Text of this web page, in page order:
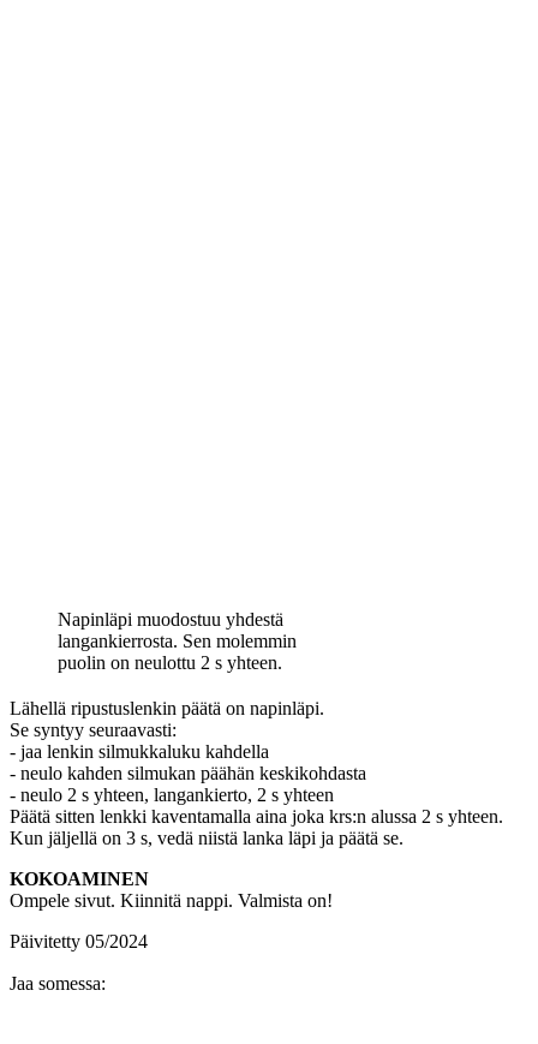
Napinläpi muodostuu yhdestä
langankierrosta. Sen molemmin
puolin on neulottu 2 s yhteen.
Lähellä ripustuslenkin päätä on napinläpi.
Se syntyy seuraavasti:
- jaa lenkin silmukkaluku kahdella
- neulo kahden silmukan päähän keskikohdasta
- neulo 2 s yhteen, langankierto, 2 s yhteen
Päätä sitten lenkki kaventamalla aina joka krs:n alussa 2 s yhteen.
Kun jäljellä on 3 s, vedä niistä lanka läpi ja päätä se.
KOKOAMINEN
Ompele sivut. Kiinnitä nappi. Valmista on!
Päivitetty 05/2024
Jaa somessa: